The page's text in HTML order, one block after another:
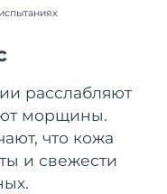
расслабляют
морщины.
что кожа
и свежести
дата доставки
дата доставки
дата доставки